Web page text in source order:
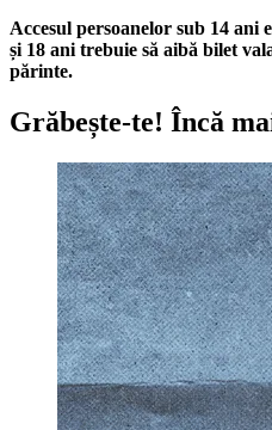
Accesul persoanelor sub 14 ani
și 18 ani trebuie să aibă bilet
părinte.
Grăbește-te! Încă